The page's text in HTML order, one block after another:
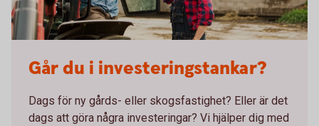
Går du i investeringstankar?
Dags för ny gårds- eller skogsfastighet? Eller är det
dags att göra några investeringar? Vi hjälper dig med